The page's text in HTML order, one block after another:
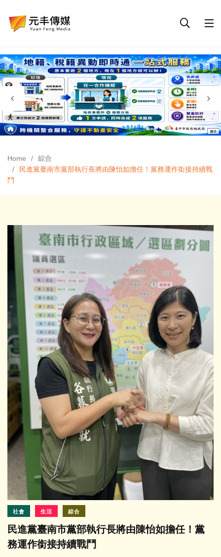
Home
綜合
民進黨臺南市黨部執行長將由陳怡如擔任！黨務運作銜接持續戰
鬥
社會 生活 綜合
民進黨臺南市黨部執行長將由陳怡如擔任！黨
務運作銜接持續戰鬥